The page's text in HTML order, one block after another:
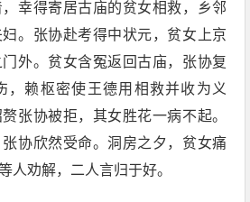
幸得寄居古庙的贫女相救，乡邻
。张协赴考得中状元，贫女上京
外。贫女含冤返回古庙，张协复
，赖枢密使王德用相救并收为义
张协被拒，其女胜花一病不起。
协欣然受命。洞房之夕，贫女痛
人劝解，二人言归于好。